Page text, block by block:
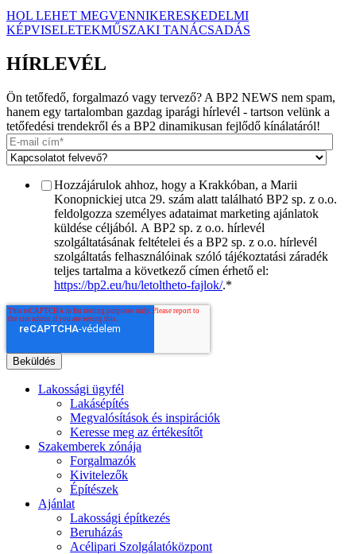
HOL LEHET MEGVENNIKERESKEDELMI
KÉPVISELETEKMŰSZAKI TANÁCSADÁS
HÍRLEVÉL
Ön tetőfedő, forgalmazó vagy tervező? A BP2 NEWS nem spam,
hanem egy tartalomban gazdag iparági hírlevél - tartson velünk a
tetőfedési trendekről és a BP2 dinamikusan fejlődő kínálatáról!
Hozzájárulok ahhoz, hogy a Krakkóban, a Marii
Konopnickiej utca 29. szám alatt található BP2 sp. z o.o.
feldolgozza személyes adataimat marketing ajánlatok
küldése céljából. A BP2 sp. z o.o. hírlevél
szolgáltatásának feltételei és a BP2 sp. z o.o. hírlevél
szolgáltatás felhasználóinak szóló tájékoztatási záradék
teljes tartalma a következő címen érhető el:
https://bp2.eu/hu/letoltheto-fajlok/.*
Lakossági ügyfél
Lakásépítés
Megvalósítások és inspirációk
Keresse meg az értékesítőt
Szakemberek zónája
Forgalmazók
Kivitelezők
Építészek
Ajánlat
Lakossági építkezés
Beruházás
Acélipari Szolgálatóközpont